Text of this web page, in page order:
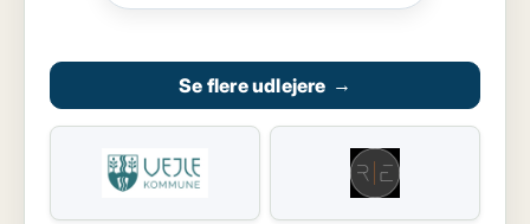
Se flere udlejere →